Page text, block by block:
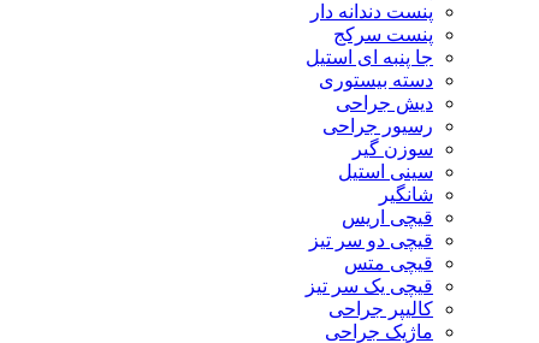
پنست دندانه دار
پنست سرکج
جا پنبه ای استیل
دسته بیستوری
دیش جراحی
رسیور جراحی
سوزن گیر
سینی استیل
شانگیر
قیچی اریس
قیچی دو سر تیز
قیچی متس
قیچی یک سر تیز
کالیپر جراحی
ماژیک جراحی